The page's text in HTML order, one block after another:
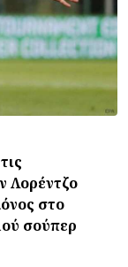
Λορέντζο
στο
σούπερ